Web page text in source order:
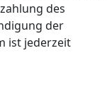
des
der
ist jederzeit